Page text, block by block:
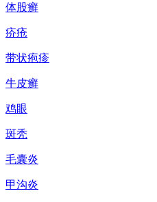
体股癣
疥疮
带状疱疹
牛皮癣
鸡眼
斑秃
毛囊炎
甲沟炎